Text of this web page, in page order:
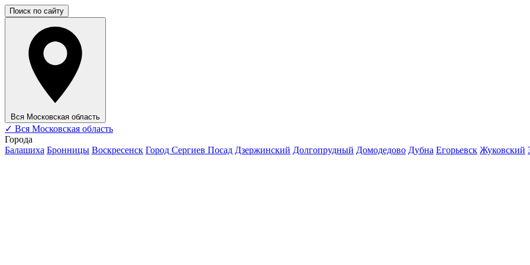
Поиск по сайту
Вся Московская область
✓ Вся Московская область
Города
Балашиха Бронницы Воскресенск Город Сергиев Посад Дзержинский Долгопрудный Домодедово Дубна Егорьевск Жуковский